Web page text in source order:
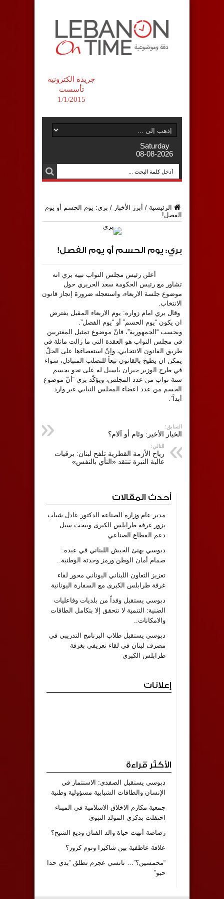
جريدة الكترونية
تأسست
1/1/2015
Saturday
08-08-2026
الرئيسية / أبرز الأخبار / بري: يوم الحسم أو يوم
الفصل!
بري: يوم الحسم أو يوم الفصل!
أعلن رئيس مجلس النواب نبيه بري انه
تشاور مع رئيس الحكومة سعد الحريري حول
موضوع جلسة الاربعاء، واستعجله ضرورةَ إنجاز قانون
الانتخاب.
وقال بري امام زواره: يوم الاربعاء المقبل يفترض
ان يكون “يوم الحسم” أو “يوم الفصل”.
وبحسب “الجمهورية”، فانّ موضوع تمثيل المغتربين
في مجلس النواب هو العقدة التي ما زالت ماثلة في
طريق القانون الانتخابي، وإنّ استعصاءَها على الحلّ
يمكن ان يطيحَ بالقانون تبعاً للتصلب المتبادل، سواء
في طرح الوزير جبران باسيل له على نحو يحسم
ستة نواب من عدد المجلس، ويؤكّد بري “أنّ موضوع
الحسم من عدد اعضاء المجلس النيابي غير وارد
أبداً”.
السابق:
الخيار الأخير: وئام أو آلام؟
التالي:
رياح الأزمة القطرية تلفح لبنان: برقيات
عالية النبرة تنتقد «النأي بالنفس»
أحدث المقالات
مدير عام وزارة الصناعة الدكتور عادل شباب
يزور غرفة طرابلس الكبرى ويبحث سبل
دعم القطاع الصناعي
دبوسي يهنئ الجيش اللبناني في عيده:
صمام أمان الوطن ورمز وحدته الوطنية..
تعزيز التعاون اللبناني اليوناني محور لقاء
غرفة طرابلس الكبرى مع السفارة اليونانية
دبوسي يستقبل وفداً من بلديات وفاعليات
الضنية: التنمية لا تتحقق إلا بتكامل الطاقات
والامكانات..
دبوسي يستقبل طلاب البرنامج التدريبي في
مصرف لبنان في لقاء تعريفي بغرفة
طرابلس الكبرى
إعلانات
الأكثر قراءة
دبوسي يستقبل الصفدي: الاستثمار في
الإنسان والطاقات الشبابية مسؤولية وطنية
جمعية مكارم الاخلاق الاسلامية في الميناء
احتفلت بذكرى المولد النبوي
رصاصة أنهت حياة والد الفنان وديع الشيخ؟
علاقة عاطفية بين شاكيرا وتوم كروز؟
“محمسين؟”… نانسي عجرم تطلق “بدي حدا
حبو”